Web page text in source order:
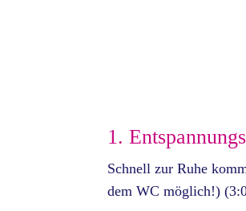
1.
Schnell zur Ruhe
dem WC möglich!)